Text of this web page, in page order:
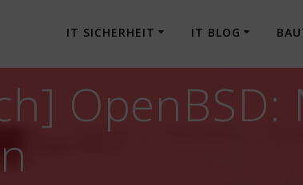
IT SICHERHEIT IT BLOG
OpenBSD: